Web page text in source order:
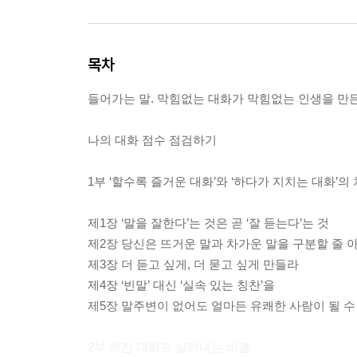
목차
들어가는 말. 막힘없는 대화가 막힘없는 인생을 만
나의 대화 점수 점검하기
1부 ‘할수록 즐거운 대화’와 ‘하다가 지치는 대화’의
제1장 ‘말을 잘한다’는 것은 곧 ‘잘 듣는다’는 것
제2장 당신은 뜨거운 말과 차가운 말을 구분할 줄
제3장 더 듣고 싶게, 더 묻고 싶게 만들라
제4장 ‘빈말’ 대신 ‘실속 있는 칭찬’을
제5장 말주변이 없어도 얼마든 유쾌한 사람이 될